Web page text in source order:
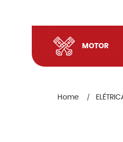
MOTOR
Home